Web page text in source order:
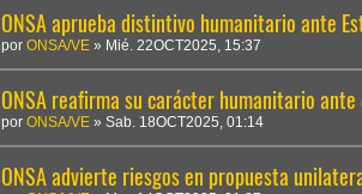
ONSA aprueba distintivo humanitario ante
por ONSA/VE » Mié. 22OCT2025, 15:37
ONSA reafirma su carácter humanitario
por ONSA/VE » Sab. 18OCT2025, 01:14
ONSA advierte riesgos en propuesta